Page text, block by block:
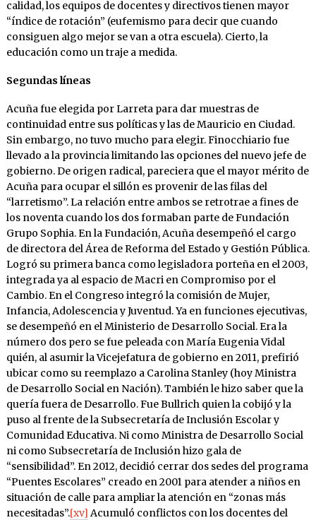
calidad, los equipos de docentes y directivos tienen mayor
“índice de rotación” (eufemismo para decir que cuando
consiguen algo mejor se van a otra escuela). Cierto, la
educación como un traje a medida.
Segundas líneas
Acuña fue elegida por Larreta para dar muestras de
continuidad entre sus políticas y las de Mauricio en Ciudad.
Sin embargo, no tuvo mucho para elegir. Finocchiario fue
llevado a la provincia limitando las opciones del nuevo jefe de
gobierno. De origen radical, pareciera que el mayor mérito de
Acuña para ocupar el sillón es provenir de las filas del
“larretismo”. La relación entre ambos se retrotrae a fines de
los noventa cuando los dos formaban parte de Fundación
Grupo Sophia. En la Fundación, Acuña desempeñó el cargo
de directora del Área de Reforma del Estado y Gestión Pública.
Logró su primera banca como legisladora porteña en el 2003,
integrada ya al espacio de Macri en Compromiso por el
Cambio. En el Congreso integró la comisión de Mujer,
Infancia, Adolescencia y Juventud. Ya en funciones ejecutivas,
se desempeñó en el Ministerio de Desarrollo Social. Era la
número dos pero se fue peleada con María Eugenia Vidal
quién, al asumir la Vicejefatura de gobierno en 2011, prefirió
ubicar como su reemplazo a Carolina Stanley (hoy Ministra
de Desarrollo Social en Nación). También le hizo saber que la
quería fuera de Desarrollo. Fue Bullrich quien la cobijó y la
puso al frente de la Subsecretaría de Inclusión Escolar y
Comunidad Educativa. Ni como Ministra de Desarrollo Social
ni como Subsecretaría de Inclusión hizo gala de
“sensibilidad”. En 2012, decidió cerrar dos sedes del programa
“Puentes Escolares” creado en 2001 para atender a niños en
situación de calle para ampliar la atención en “zonas más
necesitadas”.[xv] Acumuló conflictos con los docentes del